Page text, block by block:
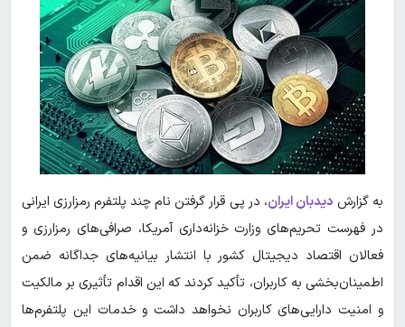
به گزارش دیدبان ایران، در پی قرار گرفتن نام چند پلتفرم رمزارزی ایرانی
در فهرست تحریم‌های وزارت خزانه‌داری آمریکا، صرافی‌های رمزارزی و
فعالان اقتصاد دیجیتال کشور با انتشار بیانیه‌های جداگانه ضمن
اطمینان‌بخشی به کاربران، تأکید کردند که این اقدام تأثیری بر مالکیت
و امنیت دارایی‌های کاربران نخواهد داشت و خدمات این پلتفرم‌ها